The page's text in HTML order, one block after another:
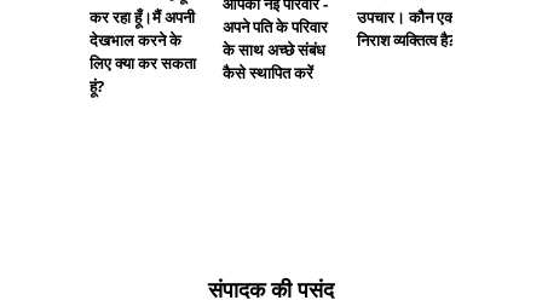
कर रहा हूँ।मैं अपनी
देखभाल करने के
लिए क्या कर सकता
हूं?
अपने पति के परिवार
के साथ अच्छे संबंध
कैसे स्थापित करें
उपचार। कौन एक
निराश व्यक्तित्व है?
संपादक की पसंद